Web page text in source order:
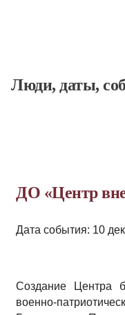
Люди, даты,
ДО «Центр
Дата события: 10
Создание Центра
военно-